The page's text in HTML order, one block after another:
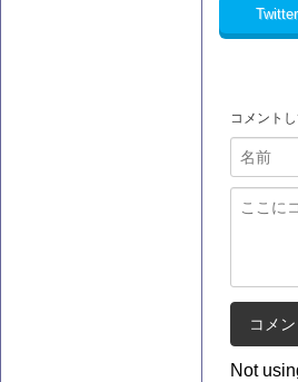
Twitter
コメント
Not